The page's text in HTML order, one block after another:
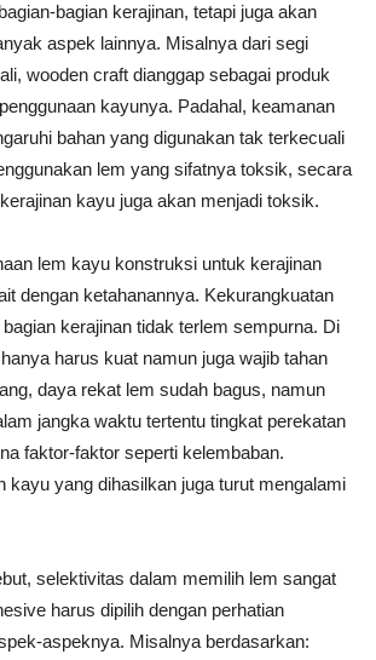
bagian kerajinan, tetapi juga akan
aspek lainnya. Misalnya dari segi
wooden craft dianggap sebagai produk
kayunya. Padahal, keamanan
bahan yang digunakan tak terkecuali
lem yang sifatnya toksik, secara
kayu juga akan menjadi toksik.
lem kayu konstruksi untuk kerajinan
dengan ketahanannya. Kekurangkuatan
kerajinan tidak terlem sempurna. Di
harus kuat namun juga wajib tahan
daya rekat lem sudah bagus, namun
jangka waktu tertentu tingkat perekatan
faktor-faktor seperti kelembaban.
kayu yang dihasilkan juga turut mengalami
selektivitas dalam memilih lem sangat
harus dipilih dengan perhatian
aspeknya. Misalnya berdasarkan: